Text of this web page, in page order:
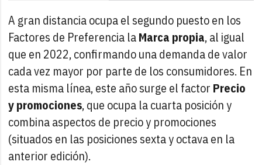
A gran distancia ocupa el segundo puesto en los
Factores de Preferencia laMarca propia, al igual
que en 2022, confirmando una demanda de valor
cada vez mayor por parte de los consumidores. En
esta misma línea, este año surge el factor Precio
y promociones, que ocupa la cuarta posición y
combina aspectos de precio y promociones
(situados en las posiciones sexta y octava en la
anterior edición).